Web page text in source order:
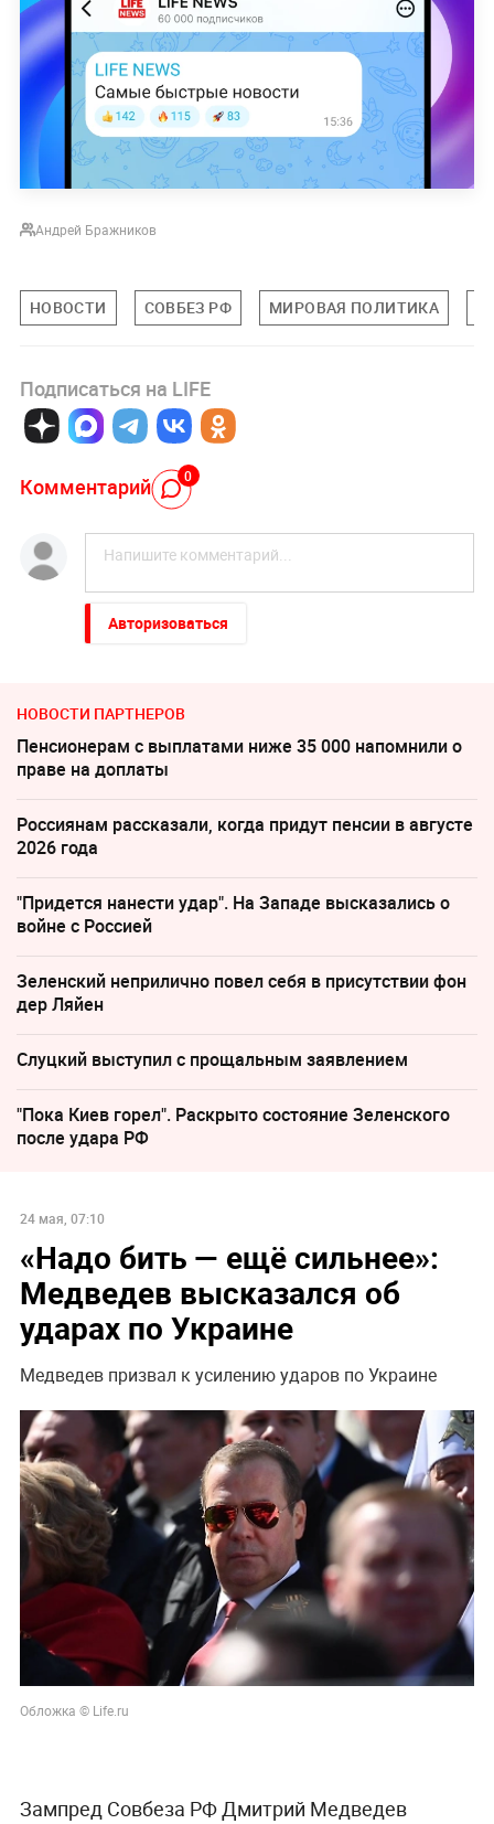
Андрей Бражников
НОВОСТИ СОВБЕЗ РФ МИРОВАЯ ПОЛИТИКА
Подписаться на LIFE
Комментарий 0
Авторизоваться
НОВОСТИ ПАРТНЕРОВ
Пенсионерам с выплатами ниже 35 000 напомнили о
праве на доплаты
Россиянам рассказали, когда придут пенсии в августе
2026 года
"Придется нанести удар". На Западе высказались о
войне с Россией
Зеленский неприлично повел cебя в присутствии фон
дер Ляйен
Слуцкий выступил с прощальным заявлением
"Пока Киев горел". Раскрыто состояние Зеленского
после удара РФ
24 мая, 07:10
«Надо бить — ещё сильнее»:
Медведев высказался об
ударах по Украине
Медведев призвал к усилению ударов по Украине
Обложка © Life.ru
Зампред Совбеза РФ Дмитрий Медведев